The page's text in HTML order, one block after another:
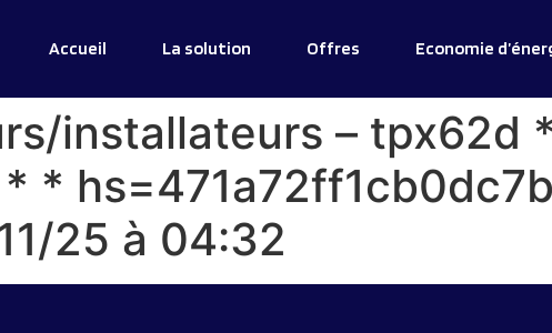
Accueil La solution Offres Economie
installateurs – tpx62d
*
25 à 04:32